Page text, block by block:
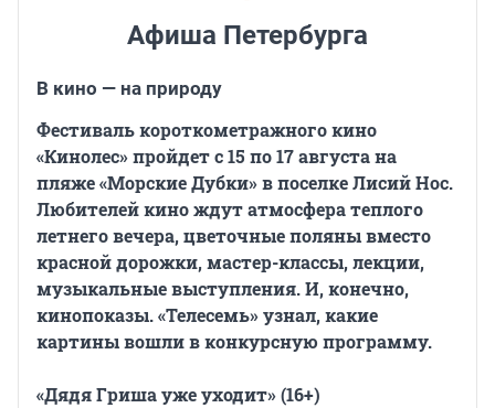
Афиша Петербурга
В кино — на природу
Фестиваль короткометражного кино
«Кинолес» пройдет с 15 по 17 августа на
пляже «Морские Дубки» в поселке Лисий Нос.
Любителей кино ждут атмосфера теплого
летнего вечера, цветочные поляны вместо
красной дорожки, мастер-классы, лекции,
музыкальные выступления. И, конечно,
кинопоказы. «Телесемь» узнал, какие
картины вошли в конкурсную программу.
«Дядя Гриша уже уходит» (16+)